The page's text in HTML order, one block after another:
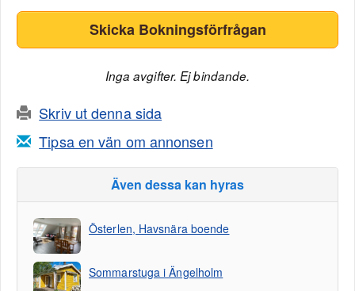
Skicka Bokningsförfrågan
Inga avgifter. Ej bindande.
Skriv ut denna sida
Tipsa en vän om annonsen
Även dessa kan hyras
Österlen, Havsnära boende
Sommarstuga i Ängelholm